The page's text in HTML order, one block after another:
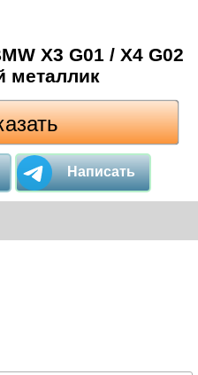
X3 G01 / X4 G02
металлик
Написать